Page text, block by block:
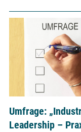
Umfrage:
Leadership –